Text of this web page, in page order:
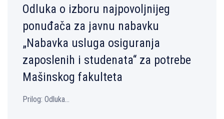
Odluka o izboru najpovoljnijeg
ponuđača za javnu nabavku
„Nabavka usluga osiguranja
zaposlenih i studenata“ za potrebe
Mašinskog fakulteta
Prilog: Odluka...